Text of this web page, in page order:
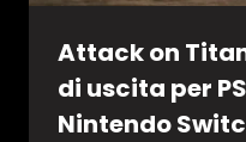
Attack on
di uscita per
Nintendo